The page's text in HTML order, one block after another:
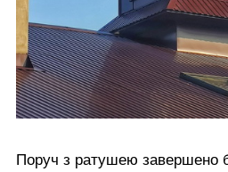
Поруч з ратушею завершено